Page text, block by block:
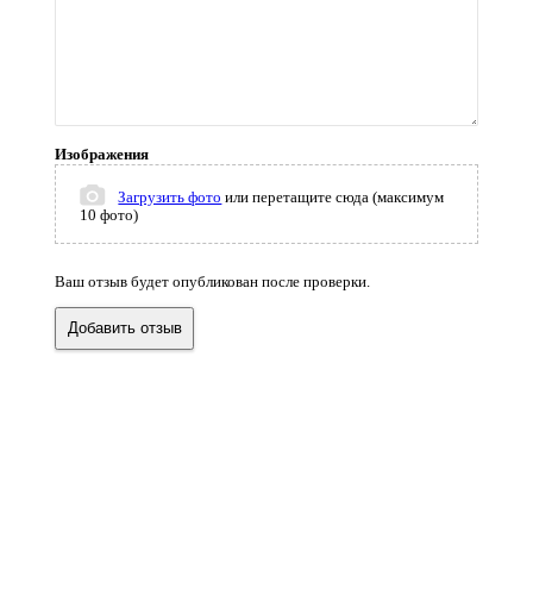
Изображения
Загрузить фото или перетащите сюда (максимум
10 фото)
Ваш отзыв будет опубликован после проверки.